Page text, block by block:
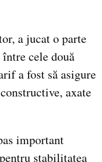
a jucat o parte
cele două
a fost să asigure
axate
important
stabilitatea